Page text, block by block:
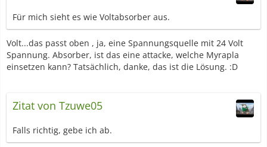
Für mich sieht es wie Voltabsorber aus.
Volt...das passt oben , ja, eine Spannungsquelle mit 24 Volt
Spannung. Absorber, ist das eine attacke, welche Myrapla
einsetzen kann? Tatsächlich, danke, das ist die Lösung. :D
Zitat von Tzuwe05
Falls richtig, gebe ich ab.